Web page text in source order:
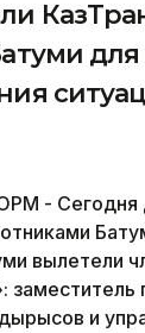
для
- Сегодня
вылетели
и